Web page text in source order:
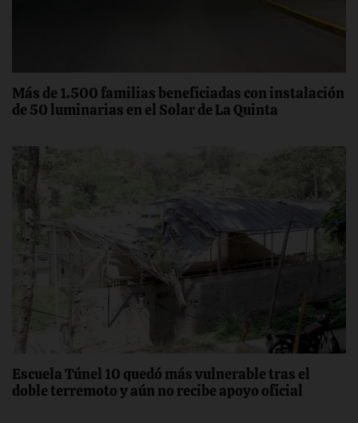
Más de 1.500 familias beneficiadas con instalación
de 50 luminarias en el Solar de La Quinta
Escuela Túnel 10 quedó más vulnerable tras el
doble terremoto y aún no recibe apoyo oficial